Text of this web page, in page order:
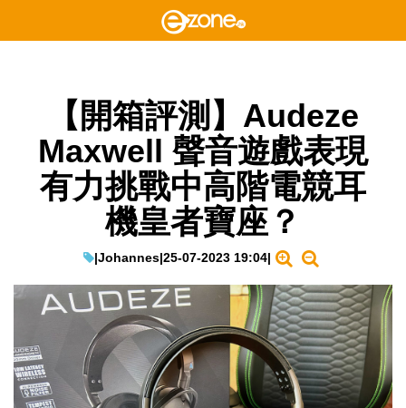
【開箱評測】Audeze
Maxwell 聲音遊戲表現
有力挑戰中高階電競耳
機皇者寶座？
|Johannes|25-07-2023 19:04|